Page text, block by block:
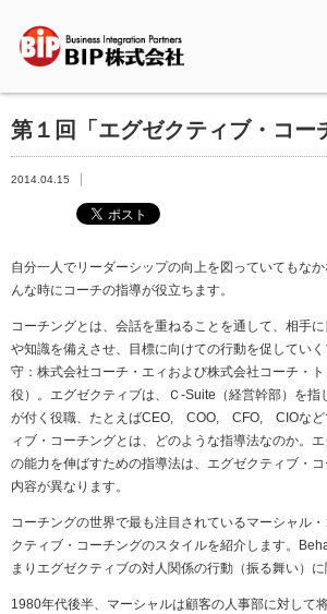
第１回「エグゼクティブ・コー
2014.04.15
自分一人でリーダーシップの向上を図っていてもな
んな時にコーチの指導が役立ちます。
コーチングとは、会話を重ねることを通して、相手
や知識を備えさせ、目標に向けての行動を促してい
守：株式会社コーチ・エィおよび株式会社コーチ・
役）。エグゼクティブは、Ｃ-Suite（経営幹部）を指
が付く役職、たとえばCEO, COO, CFO, CIOなど
ィブ・コーチングとは、どのような指導法なのか。
の能力を伸ばすための指導法は、エグゼクティブ・
内容が異なります。
コーチングの世界で最も注目されているマーシャル
クティブ・コーチングのスタイルを紹介します。
まりエグゼクティブの対人関係の行動（振る舞い）に
1980年代後半、マーシャルは顧客の人事部に対して